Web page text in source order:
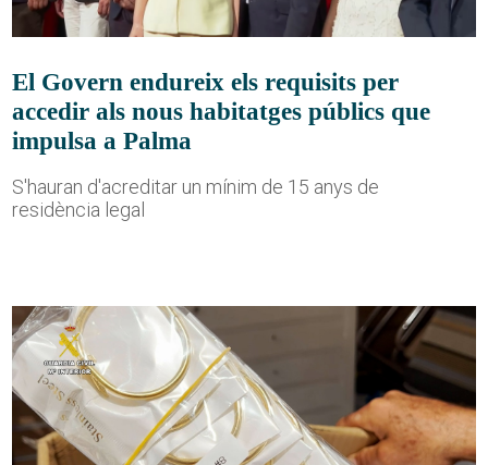
El Govern endureix els requisits per
accedir als nous habitatges públics que
impulsa a Palma
S'hauran d'acreditar un mínim de 15 anys de
residència legal